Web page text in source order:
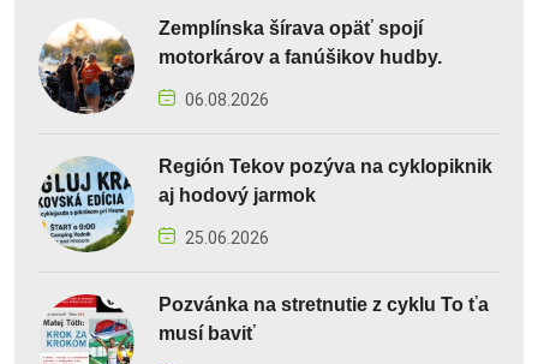
Zemplínska šírava opäť spojí
motorkárov a fanúšikov hudby.
06.08.2026
Región Tekov pozýva na cyklopiknik
aj hodový jarmok
25.06.2026
Pozvánka na stretnutie z cyklu To ťa
musí baviť